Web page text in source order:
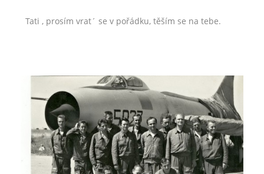
Tati , prosím vrat´ se v pořádku, těším se na tebe.